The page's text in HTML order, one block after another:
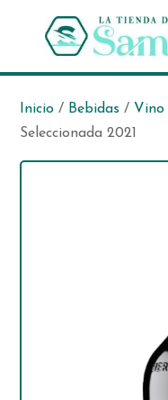
Inicio / Bebidas / Vino
Seleccionada 2021